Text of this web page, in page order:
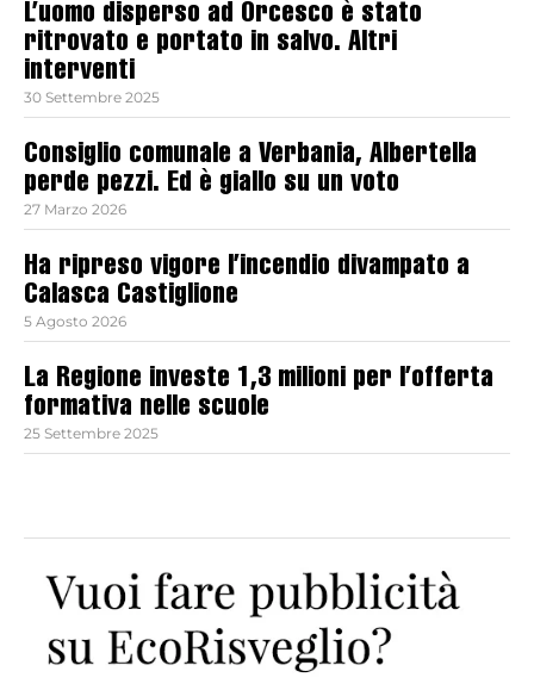
L’uomo disperso ad Orcesco è stato
ritrovato e portato in salvo. Altri
interventi
30 Settembre 2025
Consiglio comunale a Verbania, Albertella
perde pezzi. Ed è giallo su un voto
27 Marzo 2026
Ha ripreso vigore l’incendio divampato a
Calasca Castiglione
5 Agosto 2026
La Regione investe 1,3 milioni per l’offerta
formativa nelle scuole
25 Settembre 2025